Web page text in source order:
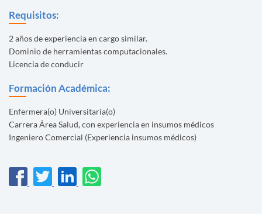
Requisitos:
2 años de experiencia en cargo similar.
Dominio de herramientas computacionales.
Licencia de conducir
Formación Académica:
Enfermera(o) Universitaria(o)
Carrera Área Salud, con experiencia en insumos médicos
Ingeniero Comercial (Experiencia insumos médicos)